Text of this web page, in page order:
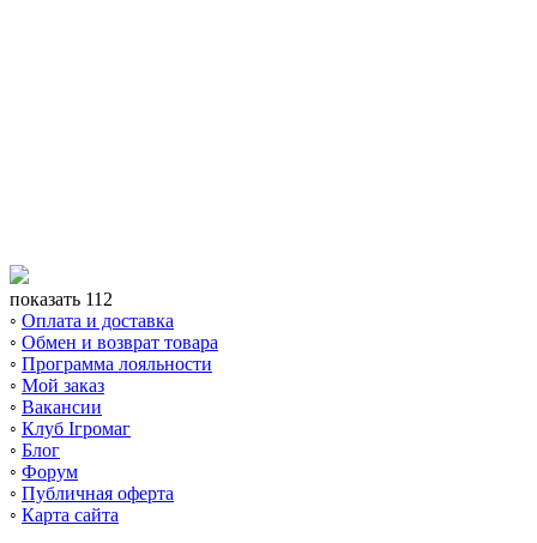
показать 112
◦ Оплата и доставка
◦ Обмен и возврат товара
◦ Программа лояльности
◦ Мой заказ
◦ Вакансии
◦ Клуб Ігромаг
◦ Блог
◦ Форум
◦ Публичная оферта
◦ Карта сайта